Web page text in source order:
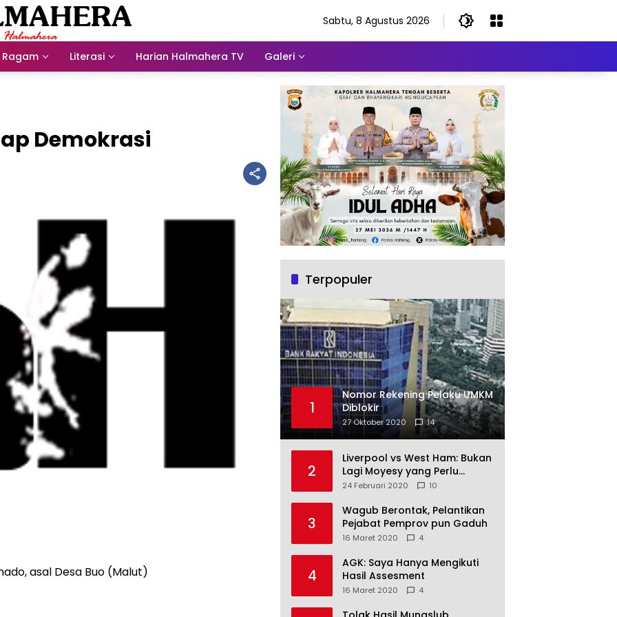
Sabtu, 8 Agustus 2026
Ragam Literasi Harian Halmahera TV Galeri
Demokrasi
asal Desa Buo (Malut)
Terpopuler
1
Nomor Rekening Pelaku UMKM
Diblokir
27 Oktober 2020 14
2
Liverpool vs West Ham: Bukan
Lagi Moyesy yang Perlu
Ditakuti
24 Februari 2020 10
3
Wagub Berontak, Pelantikan
Pejabat Pemprov pun Gaduh
16 Maret 2020 4
4
AGK: Saya Hanya Mengikuti
Hasil Assesment
16 Maret 2020 4